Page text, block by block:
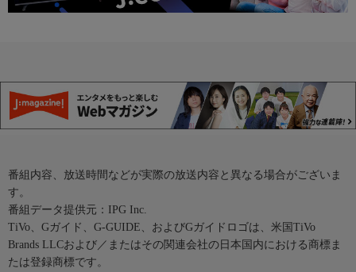
番組内容、放送時間などが実際の放送内容と異なる場合がございま
す。
番組データ提供元：IPG Inc.
TiVo、Gガイド、G-GUIDE、およびGガイドロゴは、米国TiVo
Brands LLCおよび／またはその関連会社の日本国内における商標ま
たは登録商標です。